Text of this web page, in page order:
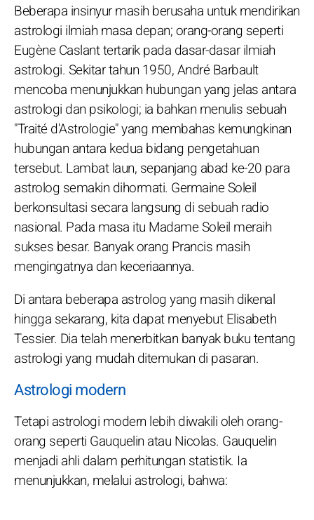
Beberapa insinyur masih berusaha untuk mendirikan
astrologi ilmiah masa depan; orang-orang seperti
Eugène Caslant tertarik pada dasar-dasar ilmiah
astrologi. Sekitar tahun 1950, André Barbault
mencoba menunjukkan hubungan yang jelas antara
astrologi dan psikologi; ia bahkan menulis sebuah
"Traité d'Astrologie" yang membahas kemungkinan
hubungan antara kedua bidang pengetahuan
tersebut. Lambat laun, sepanjang abad ke-20 para
astrolog semakin dihormati. Germaine Soleil
berkonsultasi secara langsung di sebuah radio
nasional. Pada masa itu Madame Soleil meraih
sukses besar. Banyak orang Prancis masih
mengingatnya dan keceriaannya.
Di antara beberapa astrolog yang masih dikenal
hingga sekarang, kita dapat menyebut Elisabeth
Tessier. Dia telah menerbitkan banyak buku tentang
astrologi yang mudah ditemukan di pasaran.
Astrologi modern
Tetapi astrologi modern lebih diwakili oleh orang-
orang seperti Gauquelin atau Nicolas. Gauquelin
menjadi ahli dalam perhitungan statistik. Ia
menunjukkan, melalui astrologi, bahwa: